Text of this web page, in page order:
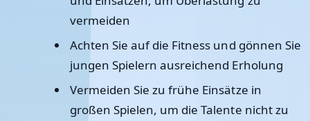
vermeiden
Achten Sie auf die Fitness und gönnen Sie
jungen Spielern ausreichend Erholung
Vermeiden Sie zu frühe Einsätze in
großen Spielen, um die Talente nicht zu